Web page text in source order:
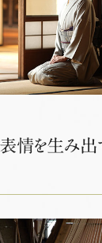
情を生み出